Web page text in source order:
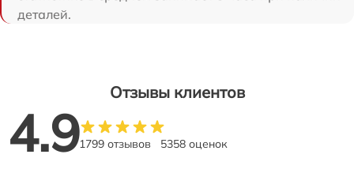
деталей.
Отзывы клиентов
4.91799 отзывов 5358 оценок